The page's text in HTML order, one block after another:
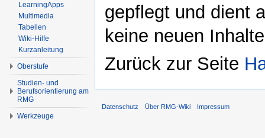
gepflegt und dient
keine neuen
Zurück zur Seite
LearningApps
Multimedia
Tabellen
Wiki-Hilfe
Kurzanleitung
Oberstufe
Studien- und
Berufsorientierung am
RMG
Werkzeuge
Datenschutz Über RMG-Wiki Impressum